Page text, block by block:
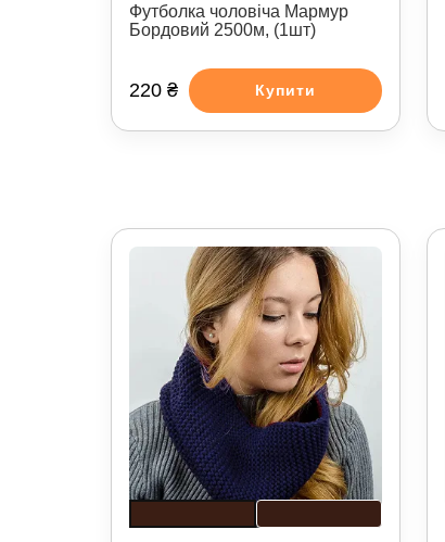
Футболка чоловіча Мармур
Бордовий 2500м, (1шт)
220 ₴ Купити